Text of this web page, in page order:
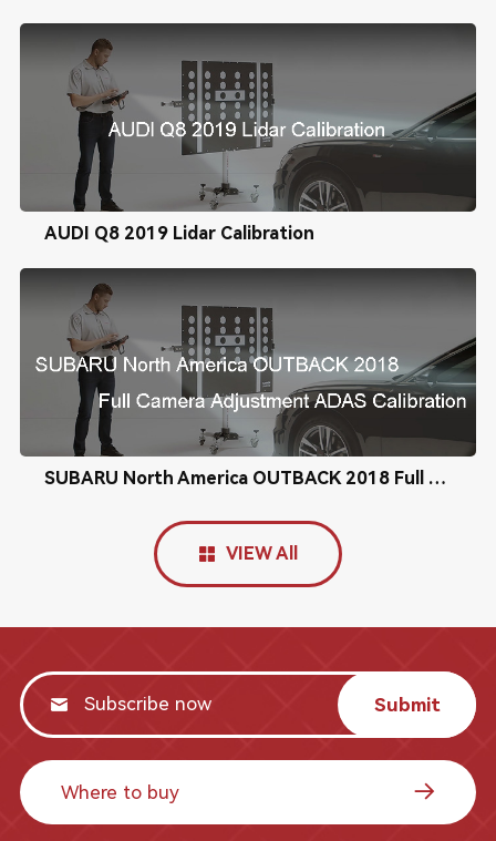
AUDI Q8 2019 Lidar Calibration
SUBARU North America OUTBACK 2018 Full Camera Adjustment ADAS Calibration
VIEW All
Submit
Where to buy